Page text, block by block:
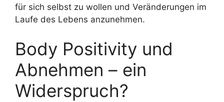
für sich selbst zu wollen und Veränderungen im
Laufe des Lebens anzunehmen.
Body Positivity und
Abnehmen – ein
Widerspruch?